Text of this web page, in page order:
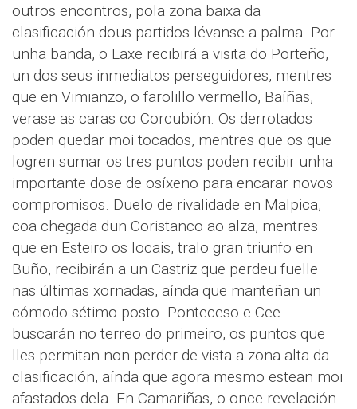
outros encontros, pola zona baixa da
clasificación dous partidos lévanse a palma. Por
unha banda, o Laxe recibirá a visita do Porteño,
un dos seus inmediatos perseguidores, mentres
que en Vimianzo, o farolillo vermello, Baíñas,
verase as caras co Corcubión. Os derrotados
poden quedar moi tocados, mentres que os que
logren sumar os tres puntos poden recibir unha
importante dose de osíxeno para encarar novos
compromisos. Duelo de rivalidade en Malpica,
coa chegada dun Coristanco ao alza, mentres
que en Esteiro os locais, tralo gran triunfo en
Buño, recibirán a un Castriz que perdeu fuelle
nas últimas xornadas, aínda que manteñan un
cómodo sétimo posto. Ponteceso e Cee
buscarán no terreo do primeiro, os puntos que
lles permitan non perder de vista a zona alta da
clasificación, aínda que agora mesmo estean moi
afastados dela. En Camariñas, o once revelación